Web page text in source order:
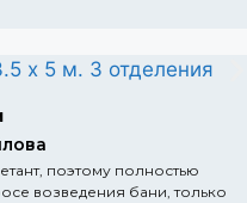
поэтому полностью
возведения бани, только